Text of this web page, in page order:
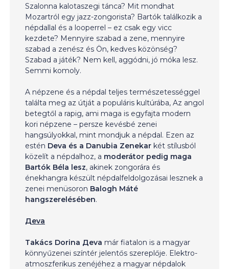
Szalonna kalotaszegi tánca? Mit mondhat
Mozartról egy jazz-zongorista? Bartók találkozik a
népdallal és a looperrel – ez csak egy vicc
kezdete? Mennyire szabad a zene, mennyire
szabad a zenész és Ön, kedves közönség?
Szabad a játék? Nem kell, aggódni, jó móka lesz.
Semmi komoly.
A népzene és a népdal teljes természetességgel
találta meg az útját a populáris kultúrába, Az angol
betegtől a rapig, ami maga is egyfajta modern
kori népzene – persze kevésbé zenei
hangsúlyokkal, mint mondjuk a népdal. Ezen az
estén Deva és a Danubia Zenekar két stílusból
közelít a népdalhoz, a moderátor pedig maga
Bartók Béla lesz, akinek zongorára és
énekhangra készült népdalfeldolgozásai lesznek a
zenei menüsoron Balogh Máté
hangszerelésében.
Дeva
Takács Dorina Дeva már fiatalon is a magyar
könnyűzenei színtér jelentős szereplője. Elektro-
atmoszferikus zenéjéhez a magyar népdalok